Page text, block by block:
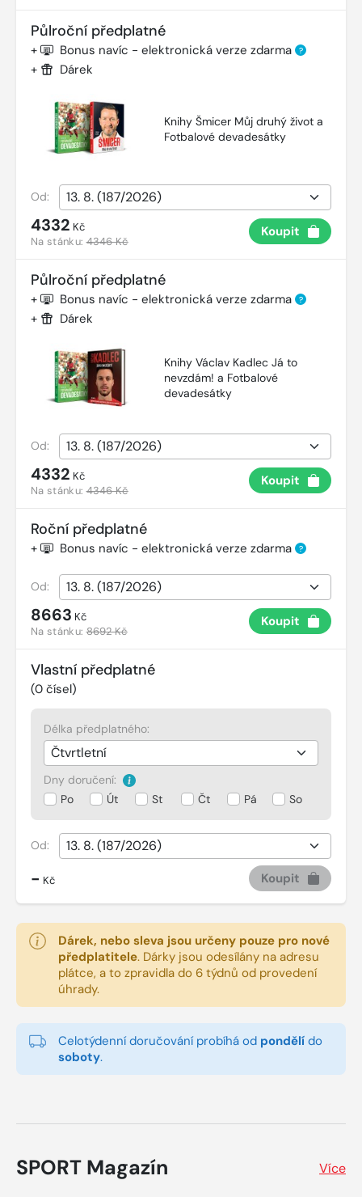
Půlroční předplatné
+ Bonus navíc - elektronická verze zdarma ?
+ Dárek
Knihy Šmicer Můj druhý život a
Fotbalové devadesátky
Od:
4332 Kč
Na stánku:4346 Kč
Koupit
Půlroční předplatné
+ Bonus navíc - elektronická verze zdarma ?
+ Dárek
Knihy Václav Kadlec Já to
nevzdám! a Fotbalové
devadesátky
Od:
4332 Kč
Na stánku:4346 Kč
Koupit
Roční předplatné
+ Bonus navíc - elektronická verze zdarma ?
Od:
8663 Kč
Na stánku:8692 Kč
Koupit
Vlastní předplatné
(0 čísel)
Délka předplatného:
Dny doručení:
Po
Út St Čt Pá So
Od:
- Kč Koupit
Dárek, nebo sleva jsou určeny pouze pro nové
předplatitele. Dárky jsou odesílány na adresu
plátce, a to zpravidla do 6 týdnů od provedení
úhrady.
Celotýdenní doručování probíhá od pondělí do
soboty.
SPORT Magazín Více